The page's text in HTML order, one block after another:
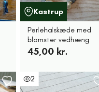
Kastrup
Perlehalskæde med
blomster vedhæng
45,00 kr.
2